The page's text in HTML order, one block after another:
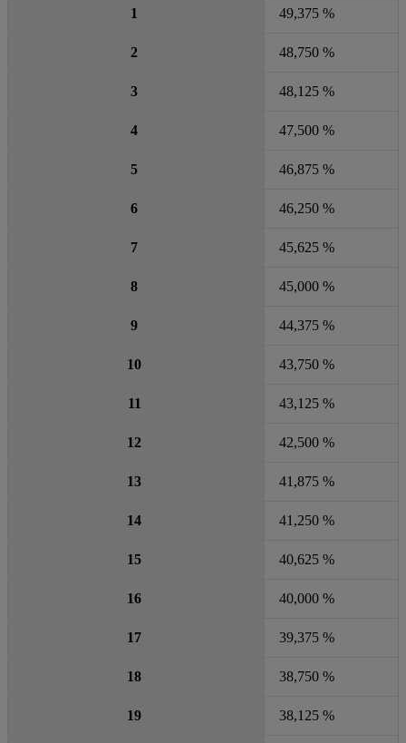
1 49,375 %
2 48,750 %
3 48,125 %
4 47,500 %
5 46,875 %
6 46,250 %
7 45,625 %
8 45,000 %
9 44,375 %
10 43,750 %
11 43,125 %
12 42,500 %
13 41,875 %
14 41,250 %
15 40,625 %
16 40,000 %
17 39,375 %
18 38,750 %
19 38,125 %